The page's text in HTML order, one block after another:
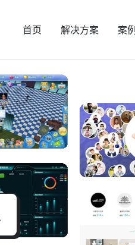
首页 解决方案 案例